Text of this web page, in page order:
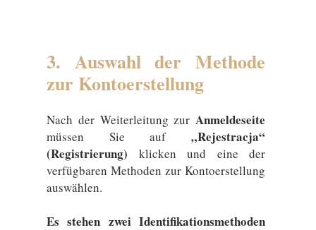
3. Auswahl der Methode
zur Kontoerstellung
Nach der Weiterleitung zur Anmeldeseite
müssen Sie auf „Rejestracja“
(Registrierung) klicken und eine der
verfügbaren Methoden zur Kontoerstellung
auswählen.
Es stehen zwei Identifikationsmethoden